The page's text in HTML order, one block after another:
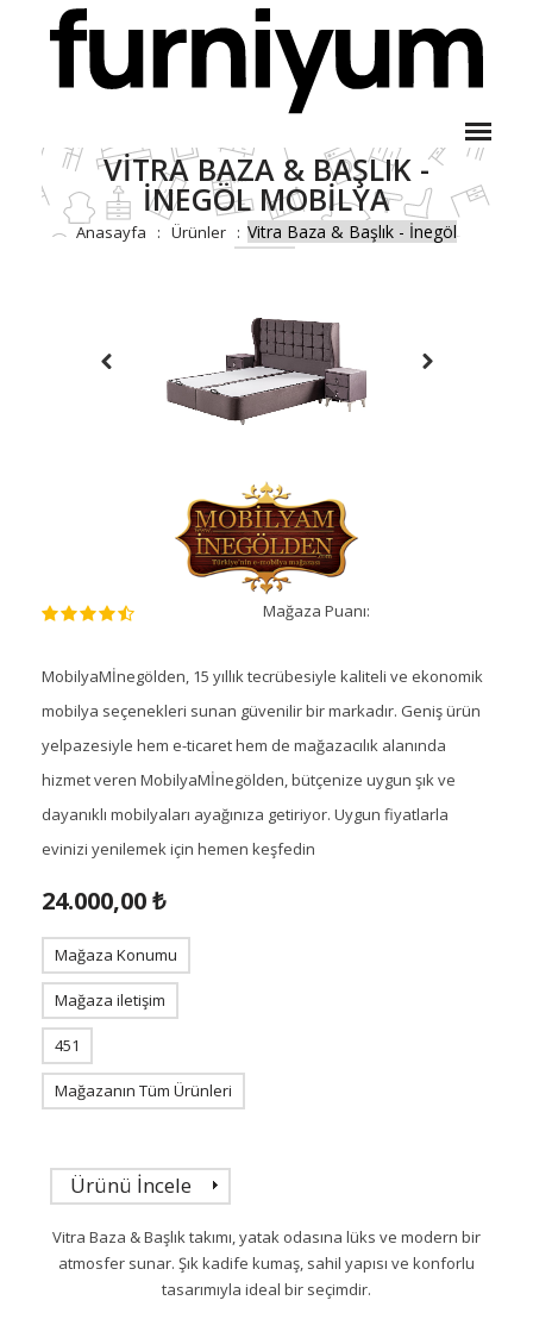
VITRA BAZA & BAŞLIK -
İNEGÖL MOBILYA
Anasayfa Ürünler
Vitra Baza & Başlık - İnegöl
Mağaza Puanı:
MobilyaMİnegölden, 15 yıllık tecrübesiyle kaliteli ve ekonomik
mobilya seçenekleri sunan güvenilir bir markadır. Geniş ürün
yelpazesiyle hem e-ticaret hem de mağazacılık alanında
hizmet veren MobilyaMİnegölden, bütçenize uygun şık ve
dayanıklı mobilyaları ayağınıza getiriyor. Uygun fiyatlarla
evinizi yenilemek için hemen keşfedin
24.000,00 ₺
Mağaza Konumu
Mağaza iletişim
451
Mağazanın Tüm Ürünleri
Ürünü İncele
Vitra Baza & Başlık takımı, yatak odasına lüks ve modern bir
atmosfer sunar. Şık kadife kumaş, sahil yapısı ve konforlu
tasarımıyla ideal bir seçimdir.